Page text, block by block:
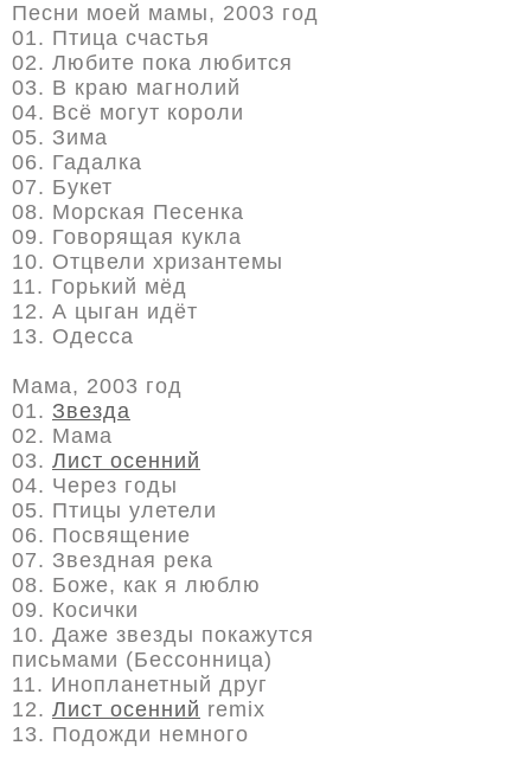
Песни моей мамы, 2003 год
01. Птица cчастья
02. Любите пока любится
03. В краю магнолий
04. Всё могут короли
05. Зима
06. Гадалка
07. Букет
08. Морская Песенка
09. Говорящая кукла
10. Отцвели хризантемы
11. Горький мёд
12. А цыган идёт
13. Одесса
Мама, 2003 год
01. Звезда
02. Мама
03. Лист осенний
04. Через годы
05. Птицы улетели
06. Посвящение
07. Звездная река
08. Боже, как я люблю
09. Косички
10. Даже звезды покажутся
письмами (Бессонница)
11. Инопланетный друг
12. Лист осенний remix
13. Подожди немного